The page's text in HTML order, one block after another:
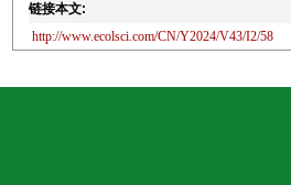
链接本文:
http://www.ecolsci.com/CN/Y2024/V43/I2/58